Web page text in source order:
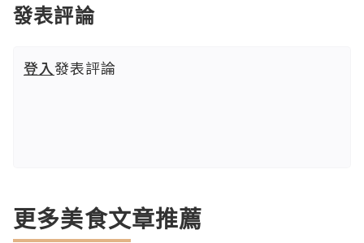
發表評論
登入發表評論
更多美食文章推薦